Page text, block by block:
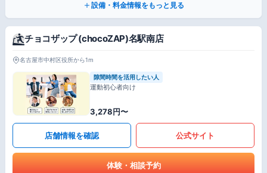
設備・料金情報をもっと見る
チョコザップ (chocoZAP)名駅南店
名古屋市中村区役所から1m
隙間時間を活用したい人
運動初心者向け
3,278円〜
店舗情報を確認 公式サイト
体験・相談予約